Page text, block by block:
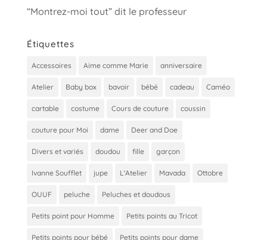
“Montrez-moi tout” dit le professeur
Étiquettes
Accessoires Aime comme Marie anniversaire
Atelier Baby box bavoir bébé cadeau Caméo
cartable costume Cours de couture coussin
couture pour Moi dame Deer and Doe
Divers et variés doudou fille garçon
Ivanne Soufflet jupe L'Atelier Mavada Ottobre
OUUF peluche Peluches et doudous
Petits point pour Homme Petits points au Tricot
Petits points pour bébé Petits points pour dame